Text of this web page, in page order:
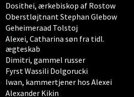
Dosithei, ærkebiskop af Rostow
Oberstløjtnant Stephan Glebow
Geheimeraad Tolstoj
Alexei, Catharina søn fra tidl.
ægteskab
Dimitri, gammel russer
Fyrst Wassili Dolgorucki
Iwan, kammertjener hos Alexei
Alexander Kikin